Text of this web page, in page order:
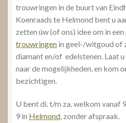
trouwringen in de buurt van
Koenraads te Helmond bent u
zetten úw (of ons) idee om in
trouwringen in geel-/witgoud of
diamant en/of edelstenen. Laat
naar de mogelijkheden, en kom
bezichtigen.
U bent di. t/m za. welkom vanaf
9 in Helmond, zonder afspraak.